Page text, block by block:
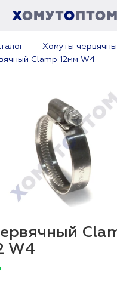
Хомуты
Clamp 12мм W4
W4